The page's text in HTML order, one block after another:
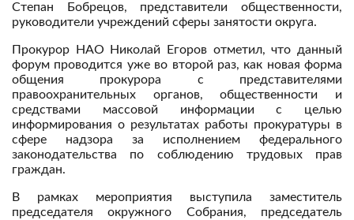
Степан Бобрецов, представители общественности,
руководители учреждений сферы занятости округа.
Прокурор НАО Николай Егоров отметил, что данный
форум проводится уже во второй раз, как новая форма
общения прокурора с представителями
правоохранительных органов, общественности и
средствами массовой информации с целью
информирования о результатах работы прокуратуры в
сфере надзора за исполнением федерального
законодательства по соблюдению трудовых прав
граждан.
В рамках мероприятия выступила заместитель
председателя окружного Собрания, председатель